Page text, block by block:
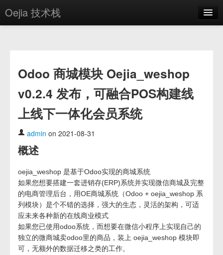
Oejia 技术栈
方案
OE学院
关于
编辑器
登录
Odoo 商城模块 Oejia_weshop
v0.2.4 发布，可融合POS构建线
上线下一体化会员系统
admin on 2021-08-31
概述
oejia_weshop 是基于Odoo实现的商城系统
如果您想要搭建一套进销存(ERP)系统并实现微信商城及完整
的电商管理后台，用OE商城系统（Odoo + oejia_weshop 系
列模块）是个不错的选择，强大的生态，灵活的架构，可适
应未来各种新的在线商业模式
如果您已使用odoo系统，而想要在微信小程序上实现自己的
独立的微商城卖odoo里的商品，装上 oejia_weshop 模块即
可，无额外的数据迁移之类的工作。